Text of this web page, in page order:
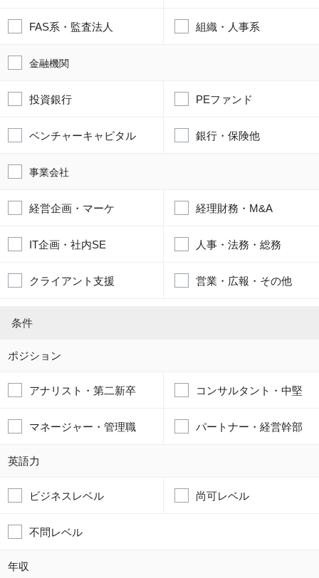
FAS系・監査法人 組織・人事系
金融機関
投資銀行 PEファンド
ベンチャーキャピタル 銀行・保険他
事業会社
経営企画・マーケ 経理財務・M&A
IT企画・社内SE 人事・法務・総務
クライアント支援 営業・広報・その他
条件
ポジション
アナリスト・第二新卒 コンサルタント・中堅
マネージャー・管理職 パートナー・経営幹部
英語力
ビジネスレベル 尚可レベル
不問レベル
年収